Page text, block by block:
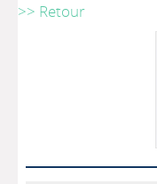
>> Retour